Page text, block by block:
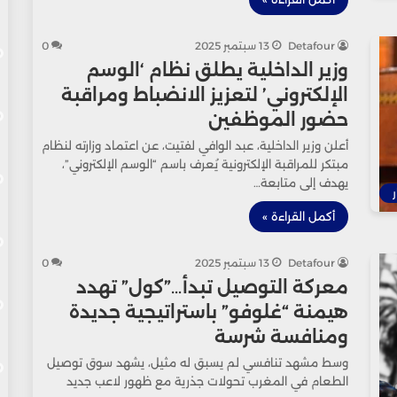
Detafour 13 سبتمبر 2025 0
وزير الداخلية يطلق نظام ‘الوسم
الإلكتروني’ لتعزيز الانضباط ومراقبة
حضور الموظفين
أعلن وزير الداخلية، عبد الوافي لفتيت، عن اعتماد وزارته لنظام
مبتكر للمراقبة الإلكترونية يُعرف باسم “الوسم الإلكتروني”،
يهدف إلى متابعة…
أكمل القراءة »
Detafour 13 سبتمبر 2025 0
معركة التوصيل تبدأ…”كول” تهدد
هيمنة “غلوفو” باستراتيجية جديدة
ومنافسة شرسة
وسط مشهد تنافسي لم يسبق له مثيل، يشهد سوق توصيل
الطعام في المغرب تحولات جذرية مع ظهور لاعب جديد